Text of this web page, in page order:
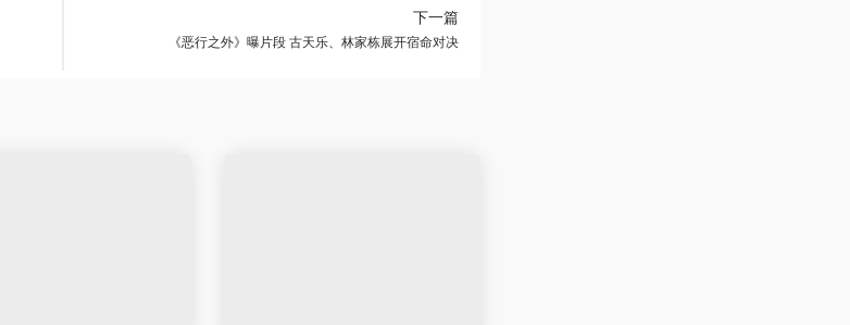
下一篇
《恶行之外》曝片段 古天乐、林家栋展开宿命对决